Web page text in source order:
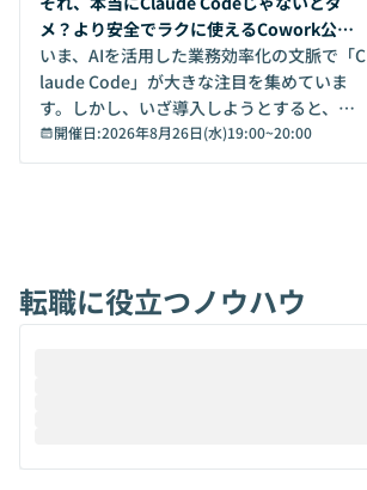
メ？より安全でラクに使えるCowork公開
デモ
いま、AIを活用した業務効率化の文脈で「C
laude Code」が大きな注目を集めていま
す。しかし、いざ導入しようとすると、セ
キュリティ面の懸念や権限管理のハードル
から、気軽に使えないケースも多いのでは
けでなく、想像以上の範囲まで自動化でき
ることは、まだあまり知られていません。
メルカリでの判断基準をもとに「なぜClau
開催日:2026年8月26日(水)19:00~20:00
転職に役立つノウハウ